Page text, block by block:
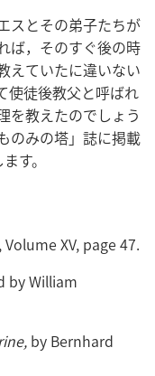
スとその弟子たちが
ば，そのすぐ後の時
えていたに違いない
使徒後教父と呼ばれ
を教えたのでしょう
のみの塔」誌に掲載
す。
Volume XV, page 47.
by William
by Bernhard